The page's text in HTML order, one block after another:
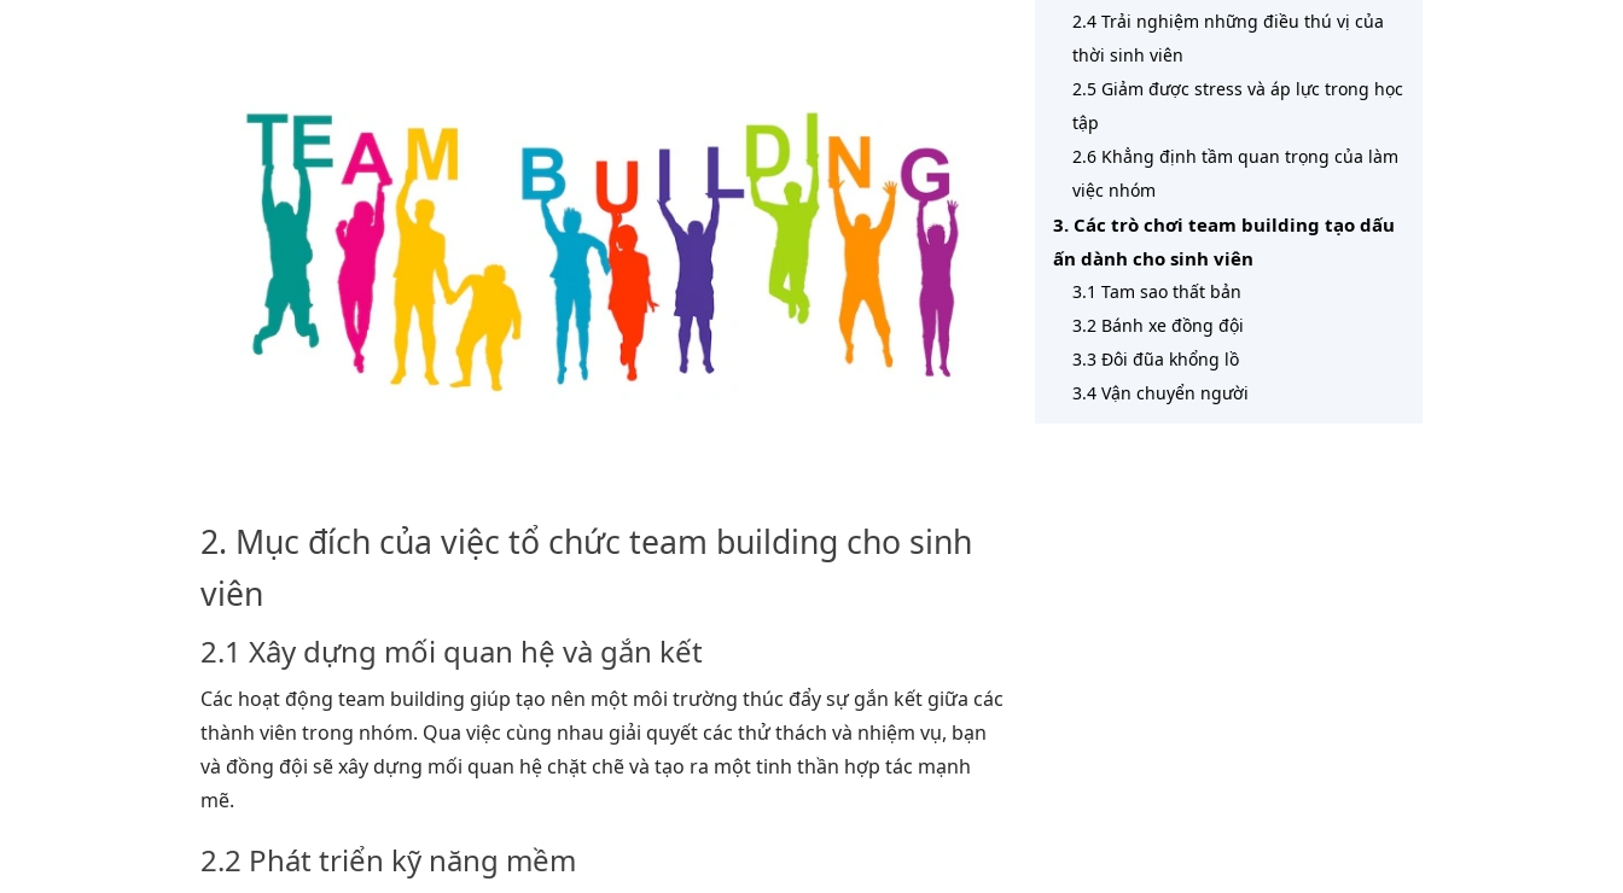
2. Mục đích của việc tổ chức team building cho sinh
viên
2.1 Xây dựng mối quan hệ và gắn kết
Các hoạt động team building giúp tạo nên một môi trường thúc đẩy sự gắn kết giữa các
thành viên trong nhóm. Qua việc cùng nhau giải quyết các thử thách và nhiệm vụ, bạn
và đồng đội sẽ xây dựng mối quan hệ chặt chẽ và tạo ra một tinh thần hợp tác mạnh
mẽ.
2.2 Phát triển kỹ năng mềm
2.4 Trải nghiệm những điều thú vị của
thời sinh viên
2.5 Giảm được stress và áp lực trong học
tập
2.6 Khẳng định tầm quan trọng của làm
việc nhóm
3. Các trò chơi team building tạo dấu
ấn dành cho sinh viên
3.1 Tam sao thất bản
3.2 Bánh xe đồng đội
3.3 Đôi đũa khổng lồ
3.4 Vận chuyển người